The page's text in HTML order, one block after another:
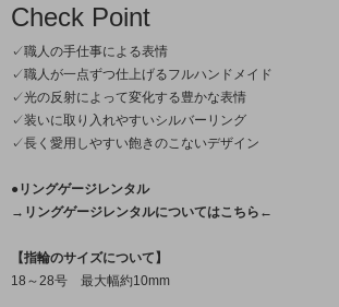
Check Point
✓職人の手仕事による表情
✓職人が一点ずつ仕上げるフルハンドメイド
✓光の反射によって変化する豊かな表情
✓装いに取り入れやすいシルバーリング
✓長く愛用しやすい飽きのこないデザイン
●リングゲージレンタル
→リングゲージレンタルについてはこちら←
【指輪のサイズについて】
18～28号 最大幅約10mm